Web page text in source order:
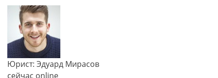
Юрист: Эдуард Мирасов
сейчас online